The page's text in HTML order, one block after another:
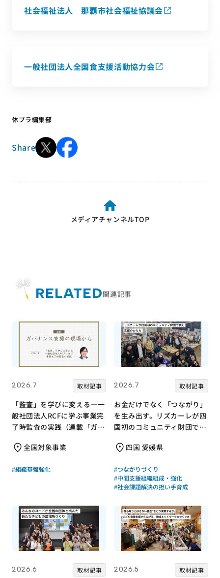
社会福祉法人 那覇市社会福祉協議会
一般社団法人全国食支援活動協力会
休プラ編集部
Share
メディアチャンネルTOP
RELATED関連記事
2026.7 取材記事
「監査」を学びに変える—一
般社団法人RCFに学ぶ事業完
了時監査の実践（連載「ガバ
Vol.3）
全国対象事業
#組織基盤強化
2026.7 取材記事
お金だけでなく「つながり」
を生み出す。リズカーレが四
国初のコミュニティ財団で挑
四国 愛媛県
#つながりづくり
#中間支援組織組成・強化
#社会課題解決の担い手育成
2026.6 取材記事 2026.5 取材記事